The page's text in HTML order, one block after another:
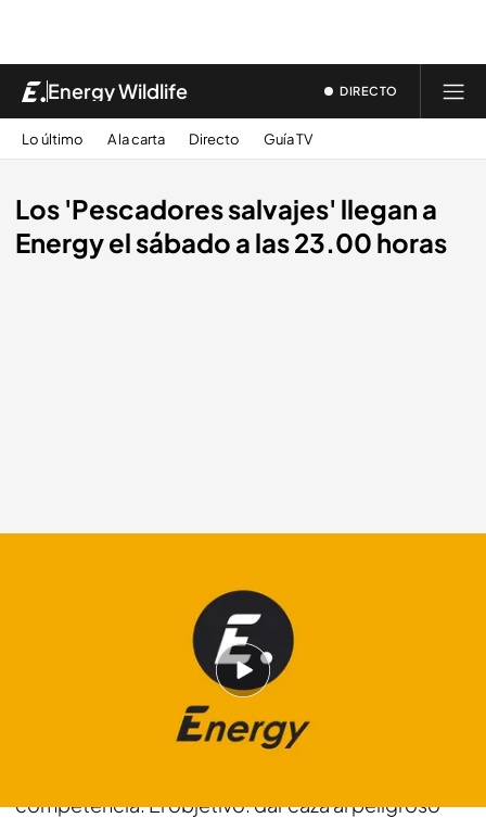
Energy Wildlife DIRECTO
Lo último A la carta Directo Guía TV
Los 'Pescadores salvajes' llegan a
Energy el sábado a las 23.00 horas
En el corazón de la América profunda una antigua
competencia. El objetivo: dar caza al peligroso